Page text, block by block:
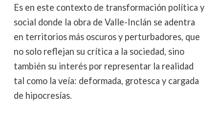
Es en este contexto de transformación política y
social donde la obra de Valle-Inclán se adentra
en territorios más oscuros y perturbadores, que
no solo reflejan su crítica a la sociedad, sino
también su interés por representar la realidad
tal como la veía: deformada, grotesca y cargada
de hipocresías.